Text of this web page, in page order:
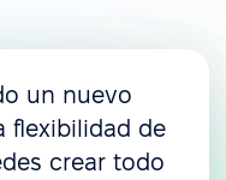
un nuevo
flexibilidad de
crear todo